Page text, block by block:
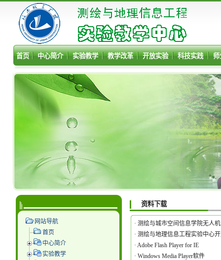
首页 中心简介 实验教学 教学改革 开放实验 科技实践 师
网站导航
首页
中心简介
实验教学
资料下载
· 测绘与城市空间信息学院无人
· 测绘与地理信息工程实验中心
· Adobe Flash Player for IE
· Windows Media Player软件